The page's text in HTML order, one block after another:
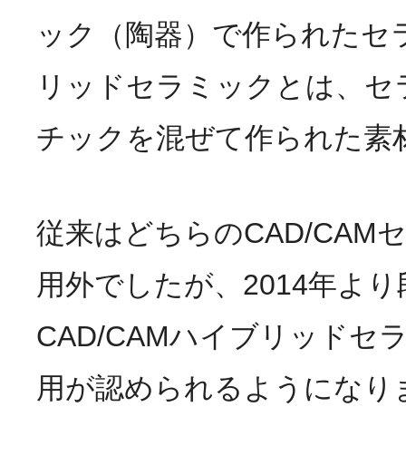
ック（陶器）で作られたセ
リッドセラミックとは、
チックを混ぜて作られた素
従来はどちらのCAD/CAM
用外でしたが、2014年より
CAD/CAMハイブリッドセ
用が認められるようになり